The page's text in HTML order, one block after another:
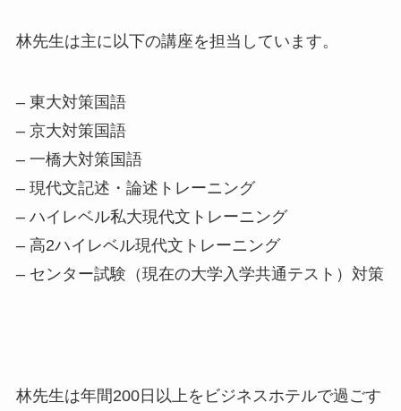
林先生は主に以下の講座を担当しています。
– 東大対策国語
– 京大対策国語
– 一橋大対策国語
– 現代文記述・論述トレーニング
– ハイレベル私大現代文トレーニング
– 高2ハイレベル現代文トレーニング
– センター試験（現在の大学入学共通テスト）対策
林先生は年間200日以上をビジネスホテルで過ごす